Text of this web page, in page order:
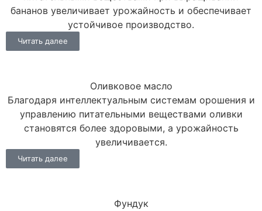
бананов увеличивает урожайность и обеспечивает
устойчивое производство.
Читать далее
Оливковое масло
Благодаря интеллектуальным системам орошения и
управлению питательными веществами оливки
становятся более здоровыми, а урожайность
увеличивается.
Читать далее
Фундук